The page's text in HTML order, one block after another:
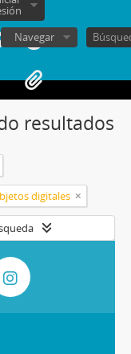
Navegar
resultados
digitales